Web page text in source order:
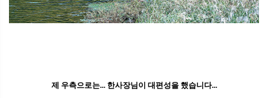
제 우측으로는... 한사장님이 대편성을 했습니다...